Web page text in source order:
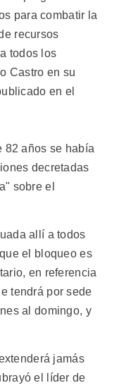
para combatir la
recursos
todos los
Castro en su
en el
82 años se había
decretadas
sobre el
allí a todos
el bloqueo es
en referencia
tendrá por sede
al domingo, y
jamás
el líder de